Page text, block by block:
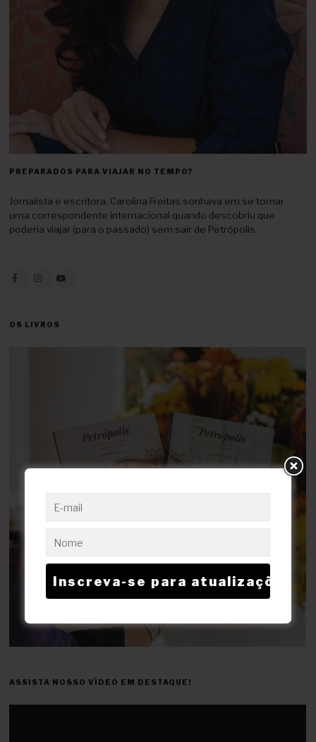
PREPARADOS PARA VIAJAR NO TEMPO?
Jornalista e escritora, Carolina Freitas sonhava em se tornar
uma correspondente internacional quando descobriu que
poderia viajar (para o passado) sem sair de Petrópolis.
OS LIVROS
ASSISTA NOSSO VÍDEO EM DESTAQUE!